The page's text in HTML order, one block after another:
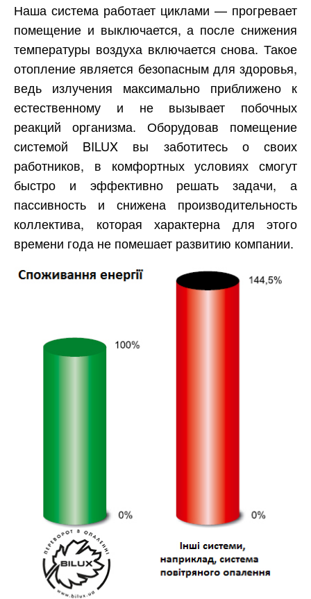
Наша система работает циклами — прогревает
помещение и выключается, а после снижения
температуры воздуха включается снова. Такое
отопление является безопасным для здоровья,
ведь излучения максимально приближено к
естественному и не вызывает побочных
реакций организма. Оборудовав помещение
системой BILUX вы заботитесь о своих
работников, в комфортных условиях смогут
быстро и эффективно решать задачи, а
пассивность и снижена производительность
коллектива, которая характерна для этого
времени года не помешает развитию компании.